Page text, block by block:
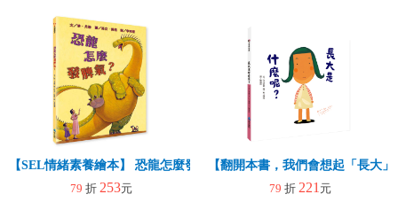
【SEL情緒素養繪本】 恐龍怎麼發脾氣？(二版)
79 折 253元
【翻開本書，我們會想起「長大
79 折 221 元